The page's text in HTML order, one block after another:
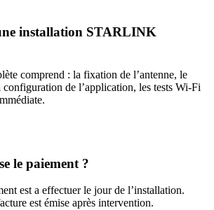
installation STARLINK
comprend : la fixation de l’antenne, le
configuration de l’application, les tests Wi-Fi
le paiement ?
est a effectuer le jour de l’installation.
est émise après intervention.